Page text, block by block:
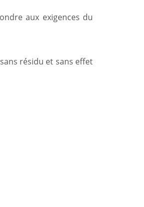
aux exigences du
résidu et sans effet